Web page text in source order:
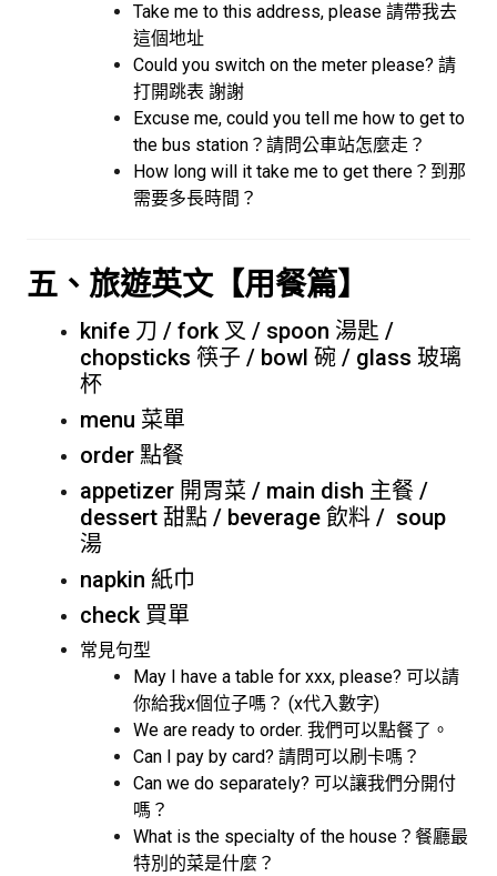
Take me to this address, please 請帶我去
這個地址
Could you switch on the meter please? 請
打開跳表 謝謝
Excuse me, could you tell me how to get to
the bus station？請問公車站怎麼走？
How long will it take me to get there？到那
需要多長時間？
五、旅遊英文【用餐篇】
knife 刀 / fork 叉 / spoon 湯匙 /
chopsticks 筷子 / bowl 碗 / glass 玻璃
杯
menu 菜單
order 點餐
appetizer 開胃菜 / main dish 主餐 /
dessert 甜點 / beverage 飲料 / soup
湯
napkin 紙巾
check 買單
常見句型
May I have a table for xxx, please? 可以請
你給我x個位子嗎？ (x代入數字)
We are ready to order. 我們可以點餐了。
Can I pay by card? 請問可以刷卡嗎？
Can we do separately? 可以讓我們分開付
嗎？
What is the specialty of the house？餐廳最
特別的菜是什麼？